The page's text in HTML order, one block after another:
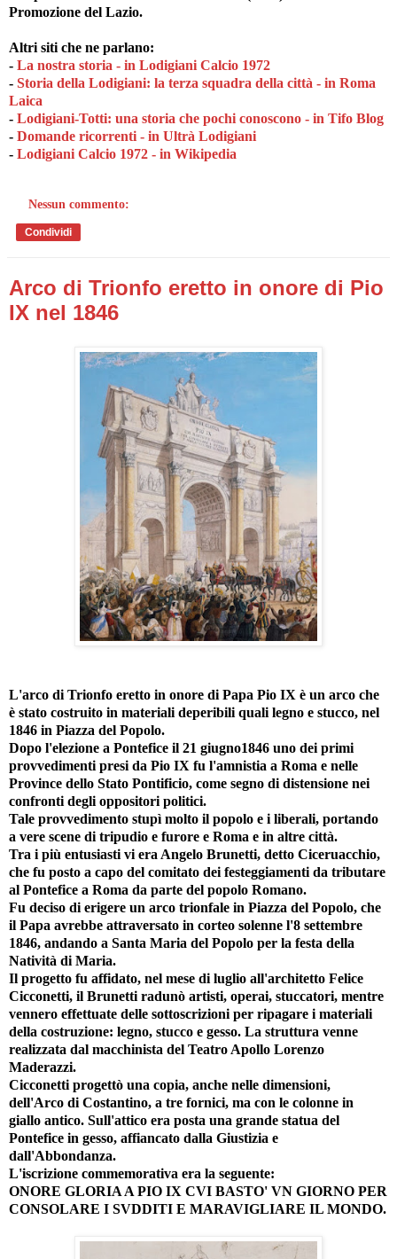
Promozione del Lazio.
Altri siti che ne parlano:
- La nostra storia - in Lodigiani Calcio 1972
- Storia della Lodigiani: la terza squadra della città - in Roma
Laica
- Lodigiani-Totti: una storia che pochi conoscono - in Tifo Blog
- Domande ricorrenti - in Ultrà Lodigiani
- Lodigiani Calcio 1972 - in Wikipedia
Nessun commento:
Condividi
Arco di Trionfo eretto in onore di Pio
IX nel 1846
L'arco di Trionfo eretto in onore di Papa Pio IX è un arco che
è stato costruito in materiali deperibili quali legno e stucco, nel
1846 in Piazza del Popolo.
Dopo l'elezione a Pontefice il 21 giugno1846 uno dei primi
provvedimenti presi da Pio IX fu l'amnistia a Roma e nelle
Province dello Stato Pontificio, come segno di distensione nei
confronti degli oppositori politici.
Tale provvedimento stupì molto il popolo e i liberali, portando
a vere scene di tripudio e furore e Roma e in altre città.
Tra i più entusiasti vi era Angelo Brunetti, detto Ciceruacchio,
che fu posto a capo del comitato dei festeggiamenti da tributare
al Pontefice a Roma da parte del popolo Romano.
Fu deciso di erigere un arco trionfale in Piazza del Popolo, che
il Papa avrebbe attraversato in corteo solenne l'8 settembre
1846, andando a Santa Maria del Popolo per la festa della
Natività di Maria.
Il progetto fu affidato, nel mese di luglio all'architetto Felice
Cicconetti, il Brunetti radunò artisti, operai, stuccatori, mentre
vennero effettuate delle sottoscrizioni per ripagare i materiali
della costruzione: legno, stucco e gesso. La struttura venne
realizzata dal macchinista del Teatro Apollo Lorenzo
Maderazzi.
Cicconetti progettò una copia, anche nelle dimensioni,
dell'Arco di Costantino, a tre fornici, ma con le colonne in
giallo antico. Sull'attico era posta una grande statua del
Pontefice in gesso, affiancato dalla Giustizia e
dall'Abbondanza.
L'iscrizione commemorativa era la seguente:
ONORE GLORIA A PIO IX CVI BASTO' VN GIORNO PER
CONSOLARE I SVDDITI E MARAVIGLIARE IL MONDO.